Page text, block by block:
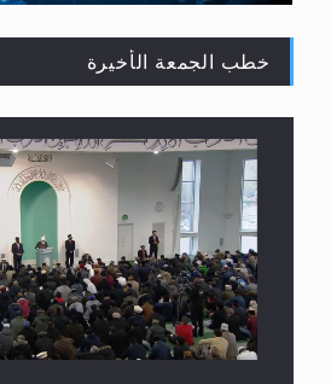
خطب الجمعة الأخيرة